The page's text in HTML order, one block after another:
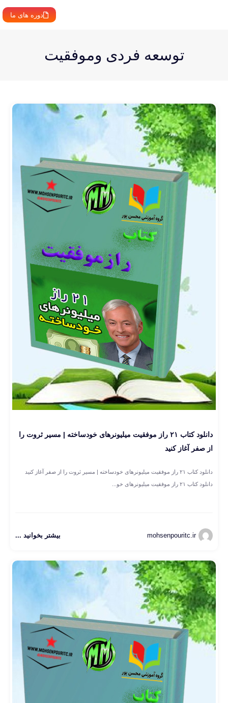
دوره های ما
توسعه فردی وموفقیت
دانلود کتاب ۲۱ راز موفقیت میلیونرهای خودساخته | مسیر ثروت را
از صفر آغاز کنید
دانلود کتاب ۲۱ راز موفقیت میلیونرهای خودساخته | مسیر ثروت را از صفر آغاز کنید
دانلود کتاب ۲۱ راز موفقیت میلیونرهای خو...
mohsenpouritc.ir بیشتر بخوانید ...